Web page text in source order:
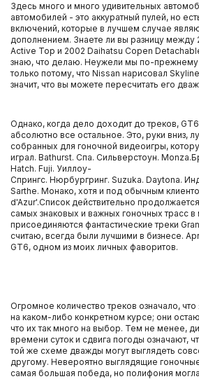
Здесь много и много удивительных
автомобилей - это аккуратный пулей, но
включений, которые в лучшем случае
дополнением. Знаете ли вы разницу между
Active Top и 2002 Daihatsu Copen
знаю, что делаю. Неужели мы по-
только потому, что Nissan нарисовал
значит, что вы можете пересчитать его
Однако, когда дело доходит до треков,
абсолютно все остальное. Это, руки вниз,
собранных для гоночной видеоигры,
играл. Bathurst. Спа. Сильверстоун.
Hatch. Fuji. Уиллоу-
Спрингс. Нюрбургринг. Suzuka. Daytona.
Sarthe. Монако, хотя и под обычным
d'Azur'.Список действительно
самых знаковых и важных гоночных трасс
присоединяются фантастические треки
считаю, всегда были лучшими в бизнесе.
GT6, одном из моих личных фаворитов.
Огромное количество треков означало, что
на каком-либо конкретном курсе; они
что их так много на выбор. Тем не менее,
времени суток и сдвига погоды означают,
той же схеме дважды могут выглядеть
другому. Невероятно выглядящие
самая большая победа, но полифония